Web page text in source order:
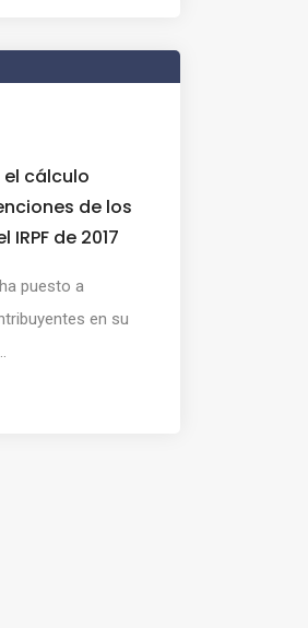
cálculo
de los
de 2017
puesto a
en su